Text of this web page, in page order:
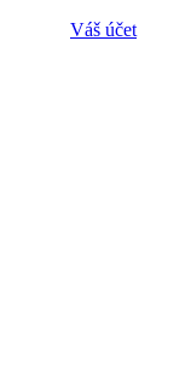
Váš účet